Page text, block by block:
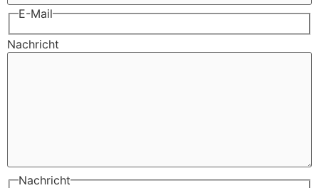
E-Mail
Nachricht
Nachricht